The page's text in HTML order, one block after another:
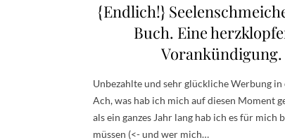
{Endlich!}
Buch. Eine
Vorankündigung.
Unbezahlte und sehr glückliche Werbung in
Ach, was hab ich mich auf diesen Moment
als ein ganzes Jahr lang hab ich es für mich
müssen (<- und wer mich…